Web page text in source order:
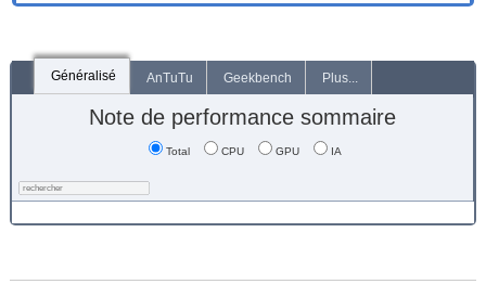
Généralisé AnTuTu Geekbench Plus...
Note de performance sommaire
Total CPU GPU IA